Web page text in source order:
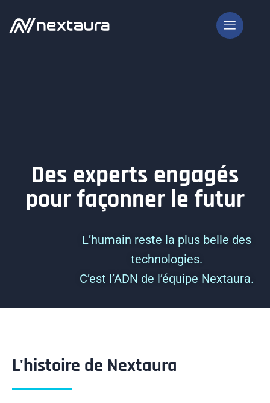
Des experts engagés
pour façonner le futur
L’humain reste la plus belle des
technologies.
C’est l’ADN de l’équipe Nextaura.
L'histoire de Nextaura